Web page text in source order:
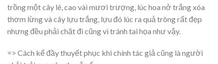
trồng một cây lê, cao vài mươi trượng, lúc hoa nở trắng xóa
thơm lừng và cây lựu trắng, lựu đó lúc ra quả trông rất đẹp
nhưng đều phải chặt đi cũng vì tránh tai họa như vậy.
=> Cách kể đầy thuyết phục khi chính tác giả cũng là người